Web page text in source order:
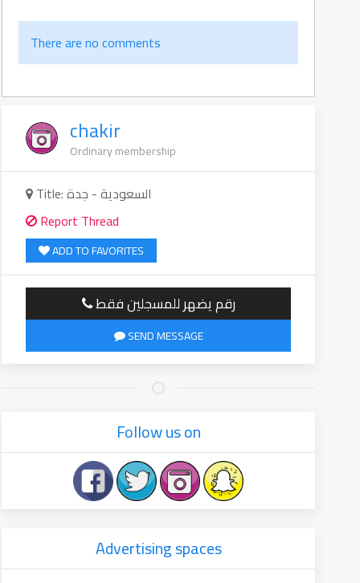
There are no comments
chakir
Ordinary membership
Title: السعودية - جدة
Report Thread
ADD TO FAVORITES
رقم يضهر للمسجلين فقط
SEND MESSAGE
Follow us on
Advertising spaces